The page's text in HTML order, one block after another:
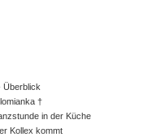
Überblick
†
in der Küche
Kollex kommt